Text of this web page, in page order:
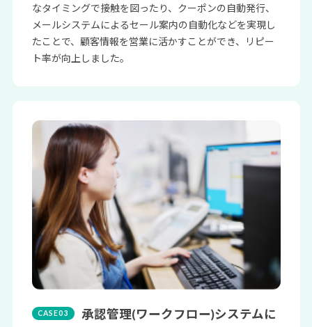
なタイミングで接触を図ったり、クーポンの自動発行、
メールシステムによるセール案内の自動化などを実現し
たことで、顧客情報を営業に活かすことができ、リピー
ト率が向上しました。
承認管理(ワークフロー)システムに